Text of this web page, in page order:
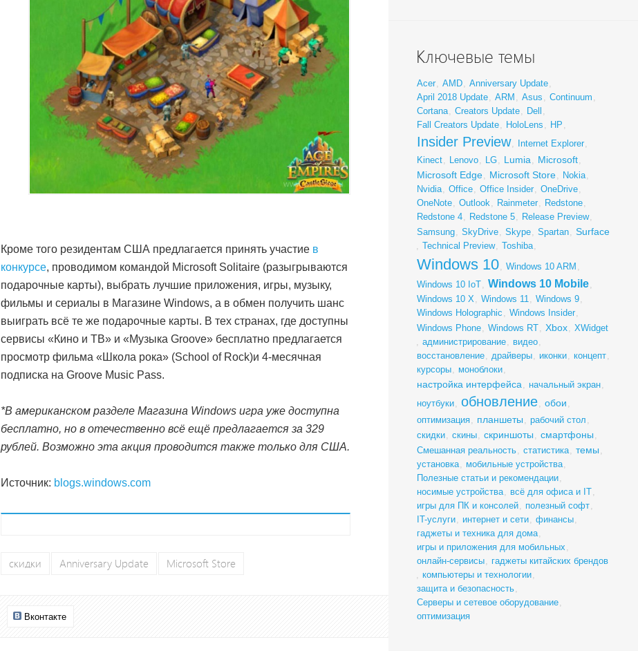
Кроме того резидентам США предлагается принять участие в
конкурсе, проводимом командой Microsoft Solitaire (разыгрываются
подарочные карты), выбрать лучшие приложения, игры, музыку,
фильмы и сериалы в Магазине Windows, а в обмен получить шанс
выиграть всё те же подарочные карты. В тех странах, где доступны
сервисы «Кино и ТВ» и «Музыка Groove» бесплатно предлагается
просмотр фильма «Школа рока» (School of Rock)и 4-месячная
подписка на Groove Music Pass.
*В американском разделе Магазина Windows игра уже доступна
бесплатно, но в отечественно всё ещё предлагается за 329
рублей. Возможно эта акция проводится также только для США.
Источник: blogs.windows.com
скидки Anniversary Update Microsoft Store
Вконтакте
Ключевые темы
Acer, AMD, Anniversary Update,
April 2018 Update, ARM , Asus , Continuum ,
Cortana, Creators Update, Dell ,
Fall Creators Update, HoloLens , HP ,
Insider Preview, Internet Explorer,
Kinect, Lenovo, LG, Lumia, Microsoft,
Microsoft Edge, Microsoft Store, Nokia,
Nvidia, Office, Office Insider, OneDrive,
OneNote, Outlook, Rainmeter, Redstone,
Redstone 4, Redstone 5, Release Preview,
Samsung, SkyDrive, Skype, Spartan, Surface
, Technical Preview, Toshiba,
Windows 10, Windows 10 ARM ,
Windows 10 IoT, Windows 10 Mobile,
Windows 10 X, Windows 11, Windows 9,
Windows Holographic , Windows Insider,
Windows Phone, Windows RT, Xbox, XWidget
, администрирование, видео,
восстановление, драйверы, иконки, концепт,
курсоры, моноблоки,
настройка интерфейса, начальный экран,
ноутбуки, обновление, обои ,
оптимизация, планшеты , рабочий стол ,
скидки, скины, скриншоты , смартфоны ,
Смешанная реальность, статистика, темы ,
установка, мобильные устройства,
Полезные статьи и рекомендации,
носимые устройства, всё для офиса и IT,
игры для ПК и консолей, полезный софт,
IT-услуги, интернет и сети, финансы,
гаджеты и техника для дома,
игры и приложения для мобильных ,
онлайн-сервисы, гаджеты китайских брендов
, компьютеры и технологии,
защита и безопасность,
Серверы и сетевое оборудование,
оптимизация